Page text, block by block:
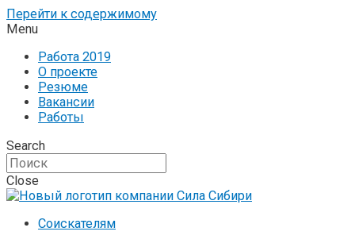
Перейти к содержимому
Menu
Работа 2019
О проекте
Резюме
Вакансии
Работы
Search
Close
Соискателям